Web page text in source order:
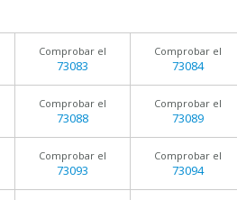
Comprobar el
73083
Comprobar el
73084
Comprobar el
73088
Comprobar el
73089
Comprobar el
73093
Comprobar el
73094